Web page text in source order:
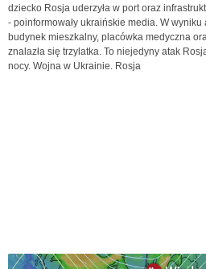
dziecko Rosja uderzyła w port oraz
- poinformowały ukraińskie media. W wyniku
budynek mieszkalny, placówka medyczna
znalazła się trzylatka. To niejedyny atak
nocy. Wojna w Ukrainie. Rosja